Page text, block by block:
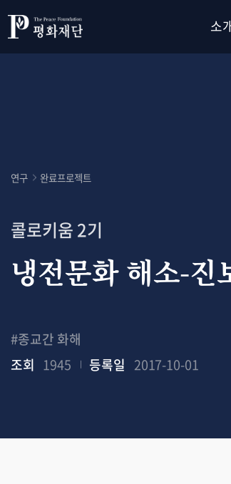
소
연구 완료프로젝트
콜로키움 2기
냉전문화 해소-진
#종교간 화해
조회 1945 등록일 2017-10-01